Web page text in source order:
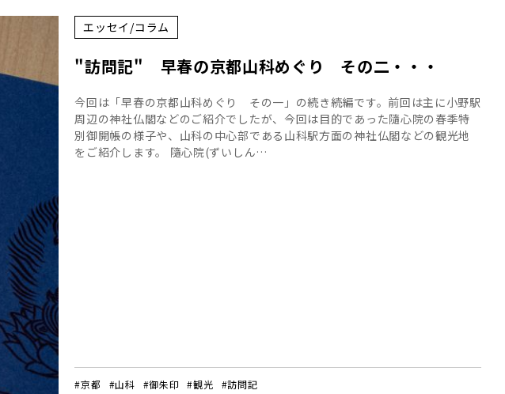
エッセイ/コラム
"訪問記" 早春の京都山科めぐり その二・・・
今回は「早春の京都山科めぐり その一」の続き続編です。前回は主に小野駅
周辺の神社仏閣などのご紹介でしたが、今回は目的であった隨心院の春季特
別御開帳の様子や、山科の中心部である山科駅方面の神社仏閣などの観光地
をご紹介します。 隨心院(ずいしん…
#京都 #山科 #御朱印 #観光
#訪問記